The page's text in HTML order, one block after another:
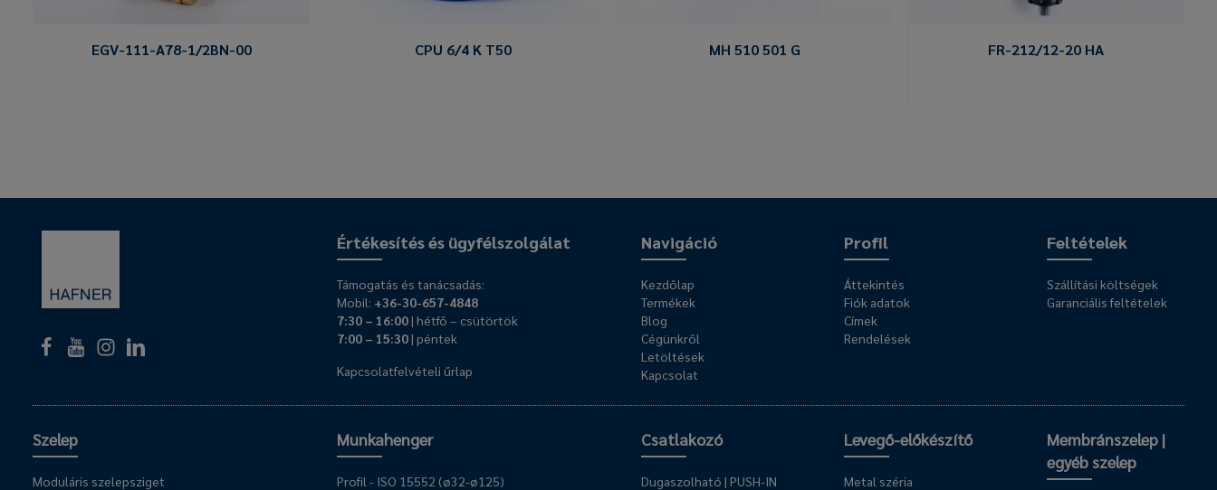
EGV-111-A78-1/2BN-00 CPU 6/4 K T50 MH 510 501 G FR-212/12-20 HA
Navigáció
Kezdőlap
Termékek
Blog
Cégünkről
Letöltések
Kapcsolat
Profil
Áttekintés
Fiók adatok
Címek
Rendelések
Feltételek
Szállítási költségek
Garanciális feltételek
Értékesítés és ügyfélszolgálat
Támogatás és tanácsadás:
Mobil: +36-30-657-4848
7:30 – 16:00| hétfő – csütörtök
7:00 – 15:30| péntek
Kapcsolatfelvételi űrlap
Szelep
Moduláris szelepsziget
Munkahenger
Profil - ISO 15552 (ø32-ø125)
Csatlakozó
Dugaszolható | PUSH-IN
Levegő-előkészítő
Metal széria
Membránszelep |
egyéb szelep